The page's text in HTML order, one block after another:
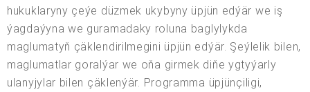
hukuklaryny çeýe düzmek ukybyny üpjün edýär we iş
ýagdaýyna we guramadaky roluna baglylykda
maglumatyň çäklendirilmegini üpjün edýär. Şeýlelik bilen,
maglumatlar goralýar we oňa girmek diňe ygtyýarly
ulanyjylar bilen çäklenýär. Programma üpjünçiligi,